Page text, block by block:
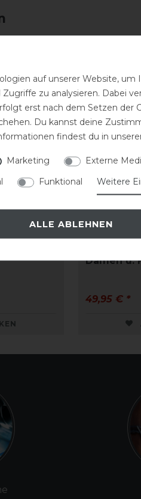
Damen u.
49,95 € *
auf unserer Website,
zu analysieren. Dabei
erst nach dem Setzen der
Du kannst deine
findest du in
Marketing Externe
Funktional Weitere
ALLE ABLEHNEN